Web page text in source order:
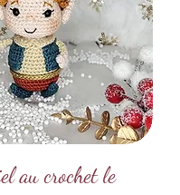
au crochet le